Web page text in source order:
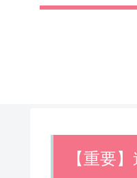
【重要